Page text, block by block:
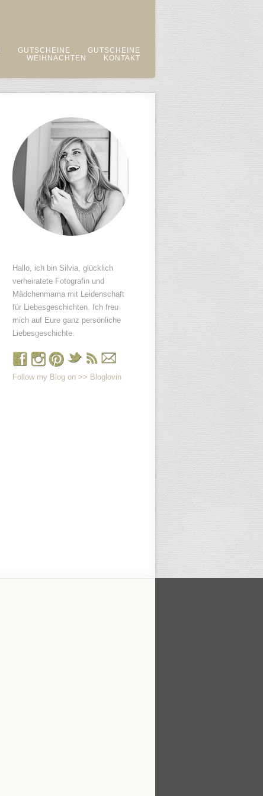
GUTSCHEINE
GUTSCHEINE
WEIHNACHTEN
KONTAKT
Hallo, ich bin Silvia, glücklich
verheiratete Fotografin und
Mädchenmama mit Leidenschaft
für Liebesgeschichten. Ich freu
mich auf Eure ganz persönliche
Liebesgeschichte.
Follow my Blog on >> Bloglovin